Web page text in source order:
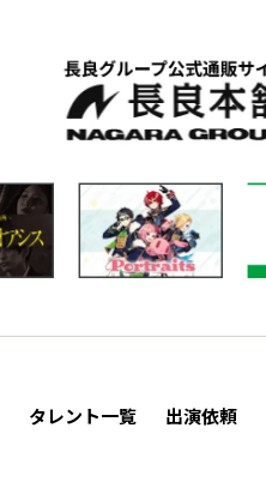
タレント一覧 出演依頼